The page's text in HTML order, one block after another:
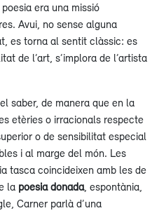
era una missió
Avui, no sense alguna
es torna al sentit clàssic: es
de l’art, s’implora de l’artista
saber, de manera que en la
etèries o irracionals respecte
o de sensibilitat especial
i al marge del món. Les
tasca coincideixen amb les de
la poesia donada, espontània,
Carner parlà d’una